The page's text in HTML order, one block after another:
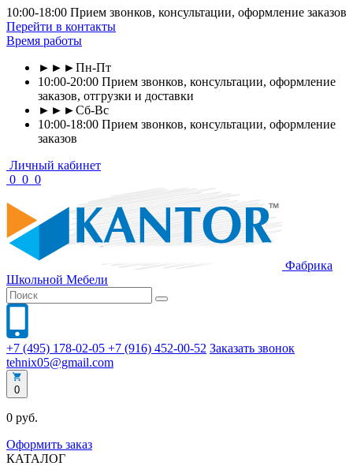
10:00-18:00 Прием звонков, консультации, оформление заказов
Перейти в контакты
Время работы
►►►Пн-Пт
10:00-20:00 Прием звонков, консультации, оформление
заказов, отгрузки и доставки
►►►Сб-Вс
10:00-18:00 Прием звонков, консультации, оформление
заказов
Личный кабинет
0 0 0
Фабрика
Школьной Мебели
+7 (495) 178-02-05 +7 (916) 452-00-52 Заказать звонок
tehnix05@gmail.com
0
0 руб.
Оформить заказ
КАТАЛОГ